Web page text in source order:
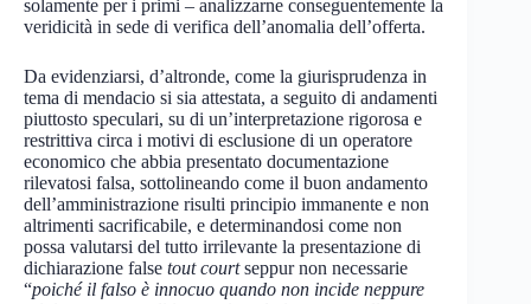
solamente per i primi – analizzarne conseguentemente la
veridicità in sede di verifica dell’anomalia dell’offerta.
Da evidenziarsi, d’altronde, come la giurisprudenza in
tema di mendacio si sia attestata, a seguito di andamenti
piuttosto speculari, su di un’interpretazione rigorosa e
restrittiva circa i motivi di esclusione di un operatore
economico che abbia presentato documentazione
rilevatosi falsa, sottolineando come il buon andamento
dell’amministrazione risulti principio immanente e non
altrimenti sacrificabile, e determinandosi come non
possa valutarsi del tutto irrilevante la presentazione di
dichiarazione false tout courtseppur non necessarie
“poiché il falso è innocuo quando non incide neppure